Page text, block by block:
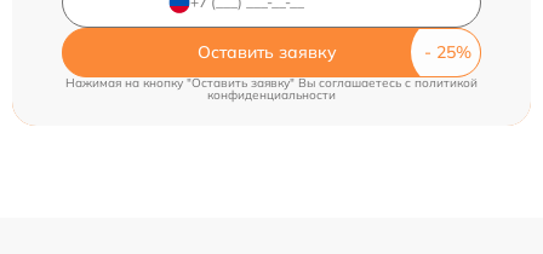
Оставить заявку
Нажимая на кнопку "Оставить заявку" Вы соглашаетесь cполитикой
конфиденциальности